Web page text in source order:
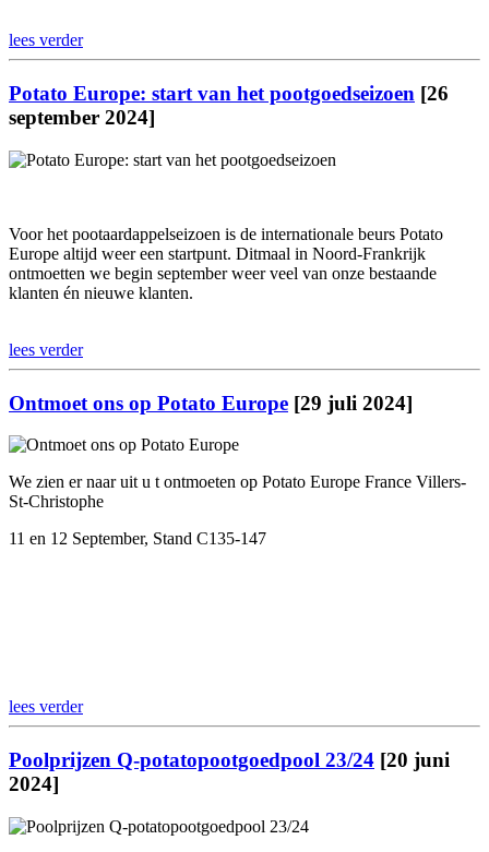
lees verder
Potato Europe: start van het pootgoedseizoen [26
september 2024]
Voor het pootaardappelseizoen is de internationale beurs Potato
Europe altijd weer een startpunt. Ditmaal in Noord-Frankrijk
ontmoetten we begin september weer veel van onze bestaande
klanten én nieuwe klanten.
lees verder
Ontmoet ons op Potato Europe [29 juli 2024]
We zien er naar uit u t ontmoeten op Potato Europe France Villers-
St-Christophe
11 en 12 September, Stand C135-147
lees verder
Poolprijzen Q-potatopootgoedpool 23/24 [20 juni
2024]